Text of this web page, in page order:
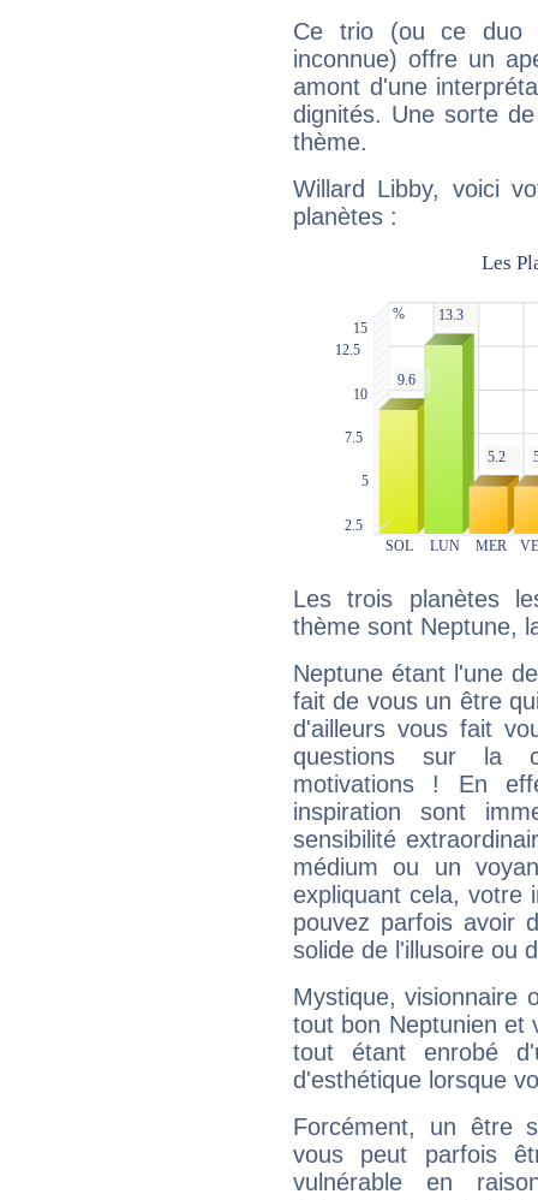
Ce trio (ou ce duo
inconnue) offre un
amont d'une
dignités. Une sorte
thème.
Willard Libby, voici
planètes :
Les trois planètes
thème sont Neptune,
Neptune étant l'une
fait de vous un être
d'ailleurs vous fait
questions sur la
motivations ! En
inspiration sont
sensibilité
médium ou un
expliquant cela, votre
pouvez parfois avoir
solide de l'illusoire ou
Mystique, visionnaire
tout bon Neptunien et
tout étant enrobé
d'esthétique lorsque
Forcément, un être
vous peut parfois
vulnérable en